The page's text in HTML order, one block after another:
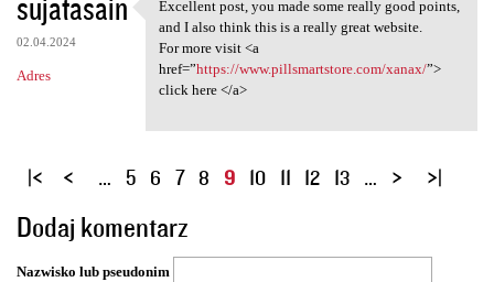
02.04.2024
Adres
Excellent post, you made some
Excellent post, you made some really good points,
and I also think this is a really great website.
For more visit <a
href=”https://www.pillsmartstore.com/xanax/”>
click here </a>
S
r
o
… 5 6 7 8 9 10 11 12 13 …
Dodaj komentarz
Nazwisko lub pseudonim